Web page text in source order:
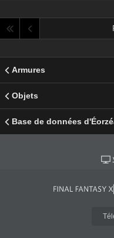
Armures
Objets
Base de données